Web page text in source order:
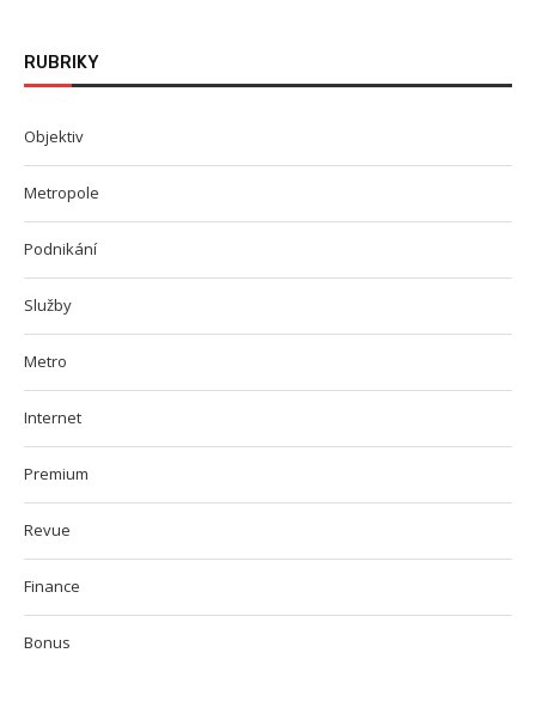
RUBRIKY
Objektiv
Metropole
Podnikání
Služby
Metro
Internet
Premium
Revue
Finance
Bonus